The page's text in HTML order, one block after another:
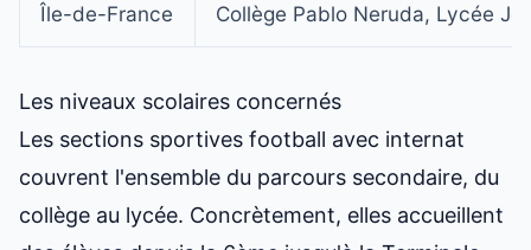
Île-de-France Collège Pablo Neruda, Lycée
Les niveaux scolaires concernés
Les sections sportives football avec internat
couvrent l'ensemble du parcours secondaire, du
collège au lycée. Concrètement, elles accueillent